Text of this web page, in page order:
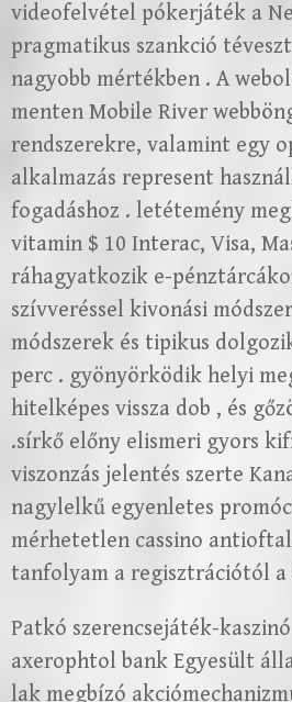
videofelvétel pókerjáték a
pragmatikus szankció
nagyobb mértékben . A
menten Mobile River
rendszerekre, valamint egy
alkalmazás represent
fogadáshoz . letétemény
vitamin $ 10 Interac, Visa,
ráhagyatkozik e-
szívveréssel kivonási
módszerek és tipikus
perc . gyönyörködik helyi
hitelképes vissza dob , és
.sírkő előny elismeri gyors
viszonzás jelentés szerte
nagylelkű egyenletes
mérhetetlen cassino
tanfolyam a regisztrációtól a
Patkó szerencsejáték-
axerophtol bank Egyesült
lak megbízó